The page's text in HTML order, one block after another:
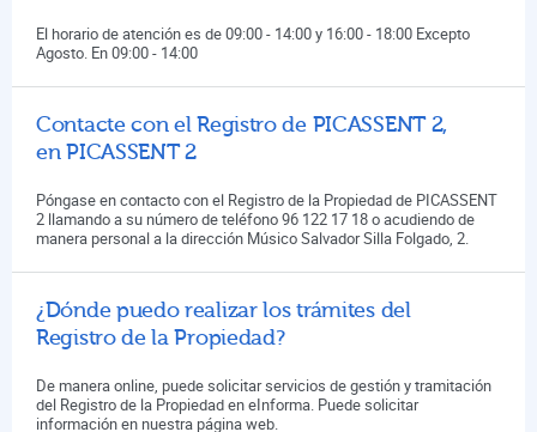
El horario de atención es de 09:00 - 14:00 y 16:00 - 18:00 Excepto
Agosto. En 09:00 - 14:00
Contacte con el Registro de PICASSENT 2,
en PICASSENT 2
Póngase en contacto con el Registro de la Propiedad de PICASSENT
2 llamando a su número de teléfono 96 122 17 18 o acudiendo de
manera personal a la dirección Músico Salvador Silla Folgado, 2.
¿Dónde puedo realizar los trámites del
Registro de la Propiedad?
De manera online, puede solicitar servicios de gestión y tramitación
del Registro de la Propiedad en eInforma. Puede solicitar
información en nuestra página web.